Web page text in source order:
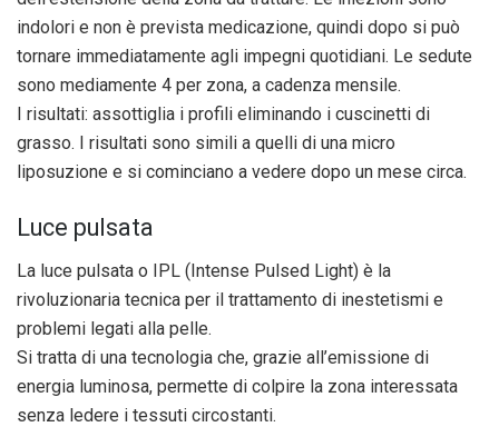
indolori e non è prevista medicazione, quindi dopo si può
tornare immediatamente agli impegni quotidiani. Le sedute
sono mediamente 4 per zona, a cadenza mensile.
I risultati: assottiglia i profili eliminando i cuscinetti di
grasso. I risultati sono simili a quelli di una micro
liposuzione e si cominciano a vedere dopo un mese circa.
Luce pulsata
La luce pulsata o IPL (Intense Pulsed Light) è la
rivoluzionaria tecnica per il trattamento di inestetismi e
problemi legati alla pelle.
Si tratta di una tecnologia che, grazie all’emissione di
energia luminosa, permette di colpire la zona interessata
senza ledere i tessuti circostanti.